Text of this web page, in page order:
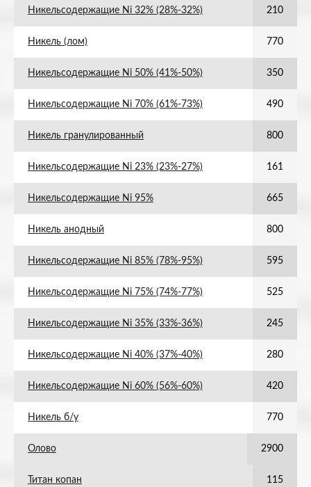
Никельсодержащие Ni 32% (28%-32%) 210
Никель (лом) 770
Никельсодержащие Ni 50% (41%-50%) 350
Никельсодержащие Ni 70% (61%-73%) 490
Никель гранулированный 800
Никельсодержащие Ni 23% (23%-27%) 161
Никельсодержащие Ni 95% 665
Никель анодный 800
Никельсодержащие Ni 85% (78%-95%) 595
Никельсодержащие Ni 75% (74%-77%) 525
Никельсодержащие Ni 35% (33%-36%) 245
Никельсодержащие Ni 40% (37%-40%) 280
Никельсодержащие Ni 60% (56%-60%) 420
Никель б/у 770
Олово 2900
Титан копан 115